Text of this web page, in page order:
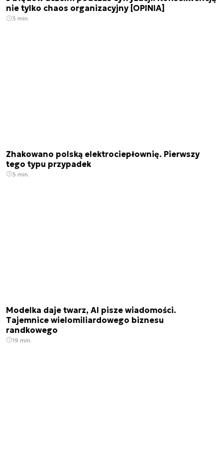
nie tylko chaos organizacyjny [OPINIA]
3 min.
Zhakowano polską elektrociepłownię. Pierwszy
tego typu przypadek
3 min.
Modelka daje twarz, AI pisze wiadomości.
Tajemnice wielomiliardowego biznesu
randkowego
19 min.